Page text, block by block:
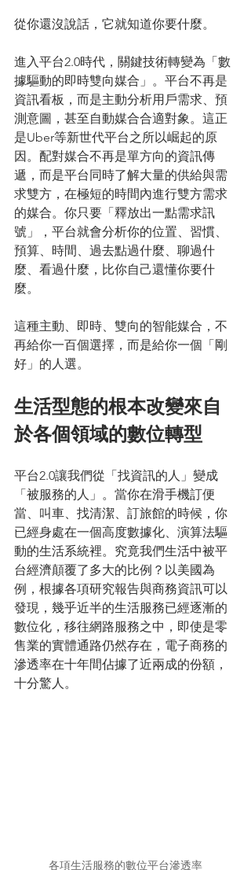
從你還沒說話，它就知道你要什麼。
進入平台2.0時代，關鍵技術轉變為「數
據驅動的即時雙向媒合」。平台不再是
資訊看板，而是主動分析用戶需求、預
測意圖，甚至自動媒合合適對象。這正
是Uber等新世代平台之所以崛起的原
因。配對媒合不再是單方向的資訊傳
遞，而是平台同時了解大量的供給與需
求雙方，在極短的時間內進行雙方需求
的媒合。你只要「釋放出一點需求訊
號」，平台就會分析你的位置、習慣、
預算、時間、過去點過什麼、聊過什
麼、看過什麼，比你自己還懂你要什
麼。
這種主動、即時、雙向的智能媒合，不
再給你一百個選擇，而是給你一個「剛
好」的人選。
生活型態的根本改變來自
於各個領域的數位轉型
平台2.0讓我們從「找資訊的人」變成
「被服務的人」。當你在滑手機訂便
當、叫車、找清潔、訂旅館的時候，你
已經身處在一個高度數據化、演算法驅
動的生活系統裡。究竟我們生活中被平
台經濟顛覆了多大的比例？以美國為
例，根據各項研究報告與商務資訊可以
發現，幾乎近半的生活服務已經逐漸的
數位化，移往網路服務之中，即使是零
售業的實體通路仍然存在，電子商務的
滲透率在十年間佔據了近兩成的份額，
十分驚人。
各項生活服務的數位平台滲透率